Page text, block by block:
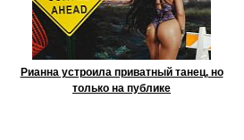
Рианна устроила приватный танец, но
только на публике